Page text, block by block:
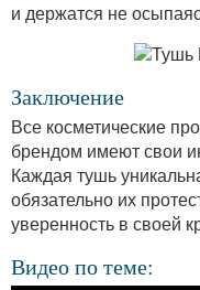
и держатся не
Заключение
Все косметические
брендом имеют свои
Каждая тушь
обязательно их
уверенность в своей
Видео по теме: